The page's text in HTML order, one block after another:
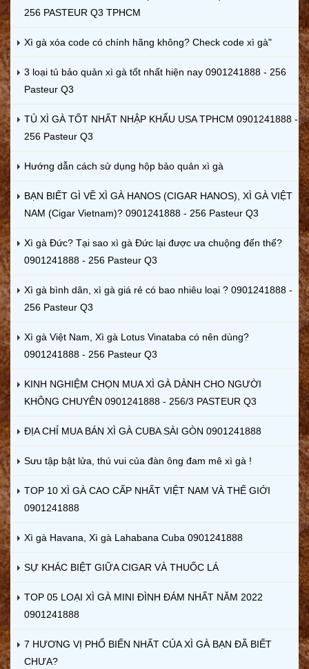
256 PASTEUR Q3 TPHCM
Xì gà xóa code có chính hãng không? Check code xì gà"
3 loại tủ bảo quản xì gà tốt nhất hiện nay 0901241888 - 256
Pasteur Q3
TỦ XÌ GÀ TỐT NHẤT NHẬP KHẨU USA TPHCM 0901241888 -
256 Pasteur Q3
Hướng dẫn cách sử dụng hộp bảo quản xì gà
BẠN BIẾT GÌ VỀ XÌ GÀ HANOS (CIGAR HANOS), XÌ GÀ VIỆT
NAM (Cigar Vietnam)? 0901241888 - 256 Pasteur Q3
Xì gà Đức? Tại sao xì gà Đức lại được ưa chuộng đến thế?
0901241888 - 256 Pasteur Q3
Xì gà bình dân, xì gà giá rẻ có bao nhiêu loại ? 0901241888 -
256 Pasteur Q3
Xì gà Việt Nam, Xì gà Lotus Vinataba có nên dùng?
0901241888 - 256 Pasteur Q3
KINH NGHIỆM CHỌN MUA XÌ GÀ DÀNH CHO NGƯỜI
KHÔNG CHUYÊN 0901241888 - 256/3 PASTEUR Q3
ĐỊA CHỈ MUA BÁN XÌ GÀ CUBA SÀI GÒN 0901241888
Sưu tập bật lửa, thú vui của đàn ông đam mê xì gà !
TOP 10 XÌ GÀ CAO CẤP NHẤT VIỆT NAM VÀ THẾ GIỚI
0901241888
Xì gà Havana, Xì gà Lahabana Cuba 0901241888
SỰ KHÁC BIỆT GIỮA CIGAR VÀ THUỐC LÁ
TOP 05 LOẠI XÌ GÀ MINI ĐÌNH ĐÁM NHẤT NĂM 2022
0901241888
7 HƯƠNG VỊ PHỔ BIẾN NHẤT CỦA XÌ GÀ BẠN ĐÃ BIẾT
CHƯA?